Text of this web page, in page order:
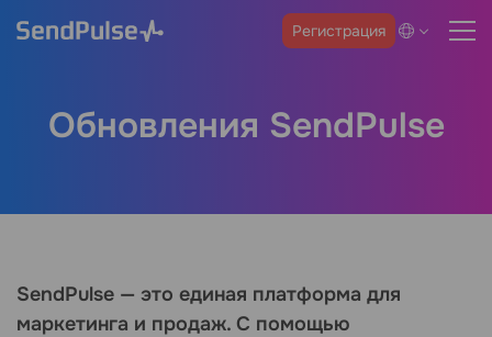
Регистрация
Обновления SendPulse
SendPulse — это единая платформа для
маркетинга и продаж. С помощью